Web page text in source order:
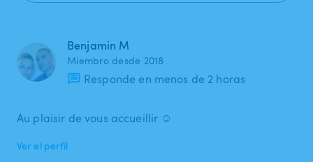
Benjamin M
Miembro desde 2018
Responde en menos de 2 horas
Au plaisir de vous accueillir ☺️
Ver el perfil